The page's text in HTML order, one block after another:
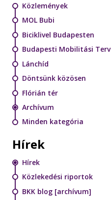
Közlemények
MOL Bubi
Biciklivel Budapesten
Budapesti Mobilitási Terv
Lánchíd
Döntsünk közösen
Flórián tér
Archívum
Minden kategória
Hírek
Hírek
Közlekedési riportok
BKK blog [archívum]